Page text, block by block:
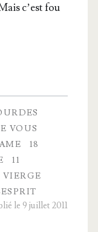
c’est fou
VOUS
18
11
VIERGE
le 9 juillet 2011